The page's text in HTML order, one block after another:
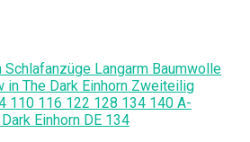
Schlafanzüge Langarm Baumwolle
in The Dark Einhorn Zweiteilig
110 116 122 128 134 140 A-
Einhorn DE 134